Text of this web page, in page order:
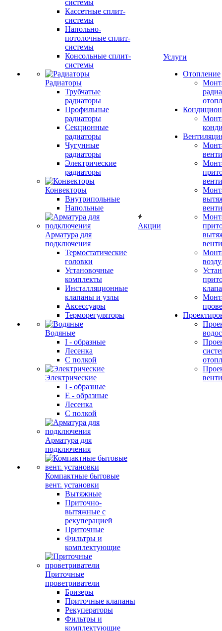
системы
Кассетные сплит-
системы
Напольно-
потолочные сплит-
системы
Консольные сплит-
системы
Радиаторы
Трубчатые
радиаторы
Профильные
радиаторы
Секционные
радиаторы
Чугунные
радиаторы
Электрические
радиаторы
Конвекторы
Внутрипольные
Напольные
Арматура для
подключения
Термостатические
головки
Установочные
комплекты
Инсталляционные
клапаны и узлы
Аксессуары
Терморегуляторы
Водяные
I - образные
Лесенка
С полкой
Электрические
I - образные
E - образные
Лесенка
С полкой
Арматура для
подключения
Компактные бытовые
вент. установки
Вытяжные
Приточно-
вытяжные с
рекуперацией
Приточные
Фильтры и
комплектующие
Приточные
проветриватели
Бризеры
Приточные клапаны
Рекуператоры
Фильтры и
комплектующие
Акции
Услуги
Отопление